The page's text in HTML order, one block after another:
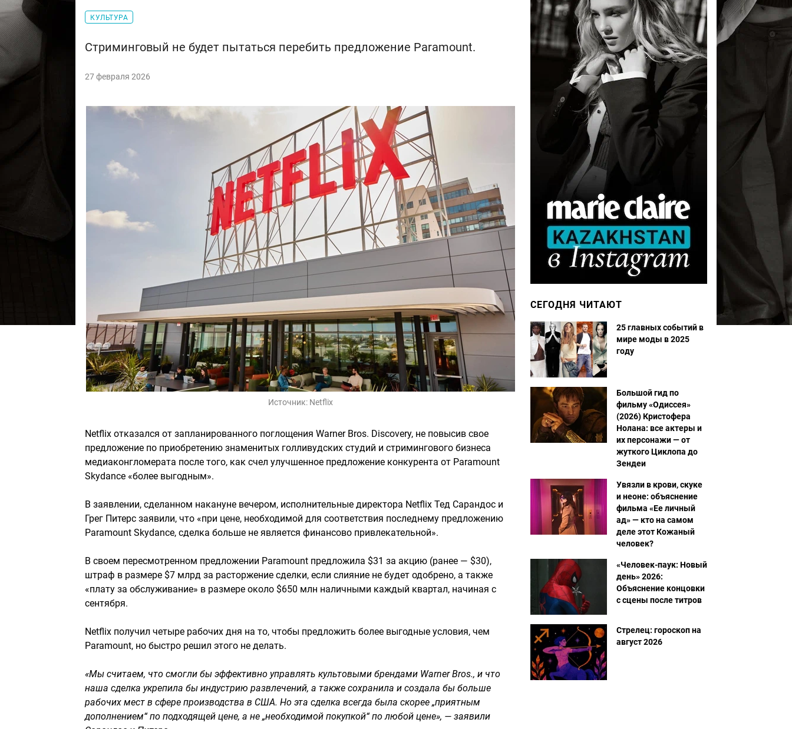
КУЛЬТУРА
Стриминговый не будет пытаться перебить предложение Paramount.
27 февраля 2026
Источник: Netflix
Netflix отказался от запланированного поглощения Warner Bros. Discovery, не повысив свое
предложение по приобретению знаменитых голливудских студий и стримингового бизнеса
медиаконгломерата после того, как счел улучшенное предложение конкурента от Paramount
Skydance «более выгодным».
В заявлении, сделанном накануне вечером, исполнительные директора Netflix Тед Сарандос и
Грег Питерс заявили, что «при цене, необходимой для соответствия последнему предложению
Paramount Skydance, сделка больше не является финансово привлекательной».
В своем пересмотренном предложении Paramount предложила $31 за акцию (ранее — $30),
штраф в размере $7 млрд за расторжение сделки, если слияние не будет одобрено, а также
«плату за обслуживание» в размере около $650 млн наличными каждый квартал, начиная с
сентября.
Netflix получил четыре рабочих дня на то, чтобы предложить более выгодные условия, чем
Paramount, но быстро решил этого не делать.
«Мы считаем, что смогли бы эффективно управлять культовыми брендами Warner Bros., и что
наша сделка укрепила бы индустрию развлечений, а также сохранила и создала бы больше
рабочих мест в сфере производства в США. Но эта сделка всегда была скорее „приятным
дополнением“ по подходящей цене, а не „необходимой покупкой“ по любой цене», — заявили
СЕГОДНЯ ЧИТАЮТ
25 главных событий в
мире моды в 2025
году
Большой гид по
фильму «Одиссея»
(2026) Кристофера
Нолана: все актеры и
их персонажи — от
жуткого Циклопа до
Зендеи
Увязли в крови, скуке
и неоне: объяснение
фильма «Ее личный
ад» — кто на самом
деле этот Кожаный
человек?
«Человек-паук: Новый
день» 2026:
Объяснение концовки
с сцены после титров
Стрелец: гороскоп на
август 2026